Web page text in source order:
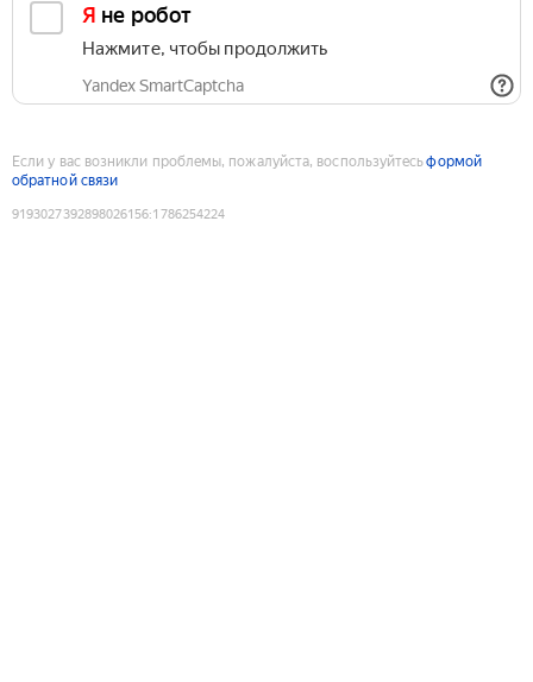
Я не робот
Нажмите, чтобы продолжить
Yandex SmartCaptcha
Если у вас возникли проблемы, пожалуйста, воспользуйтесьформой
обратной связи
9193027392898026156:1786254224